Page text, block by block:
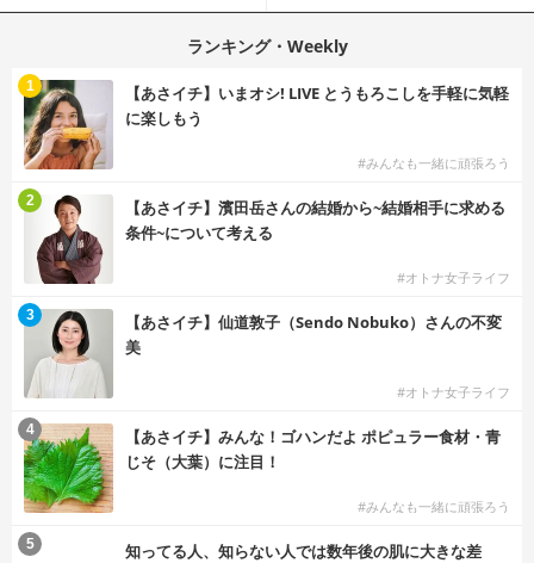
ランキング・Weekly
【あさイチ】いまオシ! LIVE とうもろこしを手軽に気軽
に楽しもう
#みんなも一緒に頑張ろう
1
【あさイチ】濱田岳さんの結婚から~結婚相手に求める
条件~について考える
#オトナ女子ライフ
2
【あさイチ】仙道敦子（Sendo Nobuko）さんの不変
美
#オトナ女子ライフ
3
【あさイチ】みんな！ゴハンだよ ポピュラー食材・青
じそ（大葉）に注目！
#みんなも一緒に頑張ろう
4
知ってる人、知らない人では数年後の肌に大きな差
5